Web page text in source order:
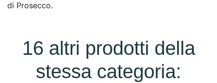
di Prosecco.
16 altri prodotti della
stessa categoria: